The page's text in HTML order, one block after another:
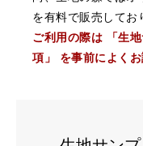
を有料で販売してお
ご利用の際は 「生
項」 を事前によくお